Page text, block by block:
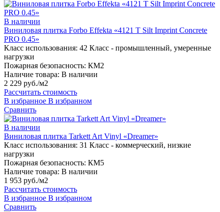
В наличии
Виниловая плитка Forbo Effekta «4121 T Silt Imprint Concrete
PRO 0.45»
Класс использования: 42 Класс - промышленный, умеренные
нагрузки
Пожарная безопасность: КМ2
Наличие товара: В наличии
2 229 руб./м2
Рассчитать стоимость
В избранное В избранном
Сравнить
В наличии
Виниловая плитка Tarkett Art Vinyl «Dreamer»
Класс использования: 31 Класс - коммерческий, низкие
нагрузки
Пожарная безопасность: КМ5
Наличие товара: В наличии
1 953 руб./м2
Рассчитать стоимость
В избранное В избранном
Сравнить